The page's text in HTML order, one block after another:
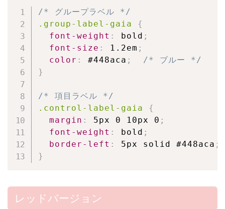
/* グループラベル */
.group-label-gaia
{
font-weight : bold ;
font-size : 1.2em ;
color : #448aca ;
/* ブルー */
}
/* 項目ラベル */
.control-label-gaia
{
margin : 5px 0 10px 0 ;
font-weight : bold ;
border-left : 5px solid #448aca ;
}
レッドバージョン